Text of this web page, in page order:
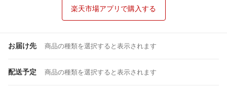
楽天市場アプリで購入する
お届け先 商品の種類を選択すると表示されます
配送予定 商品の種類を選択すると表示されます